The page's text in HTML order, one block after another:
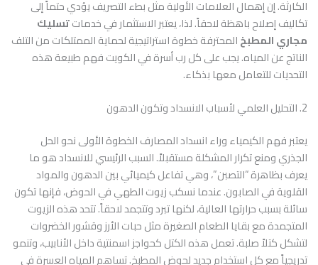
الكارثة. إن إهمال العلامات الأولية مثل بطء التصريف يؤدي حتماً إلى
تكاليف إصلاح باهظة لاحقاً. لذا، يعتبر الاستثمار في خدماتتسليك
مجاري المطبخالمحترفة خطوة استراتيجية لحماية الممتلكات من التلف
الناتج عن المياه. يجب على كل رب أسرة في الكويت فهم طبيعة هذه
التحديات للتعامل معها بذكاء.
2. التحليل العلمي لأسباب الانسداد وتكون الدهون
يعتبر فهم الكيمياء وراء انسداد المصارف الخطوة الأولى نحو الحل
الجذري ومنع تكرار المشكلة مستقبلاً. السبب الرئيسي للانسداد هو ما
يعرف بظاهرة “التصبن”، وهي تفاعل كيميائي بين الدهون والمواد
القلوية في الصابون. عندما نسكب زيوت الطهي في الحوض، فإنها تكون
سائلة بسبب حرارتها العالية، لكنها تبرد وتتجمد لاحقاً. تتحد هذه الزيوت
المتجمدة مع بقايا الطعام الصغيرة مثل حبات الأرز وقشور الخضروات
لتشكل كتلاً صلبة. تعمل هذه الكتل كحواجز اسمنتية داخل الأنابيب، وتنمو
تدريجياً مع كل استخدام جديد لحوض المطبخ. تساهم المياه العسرة في